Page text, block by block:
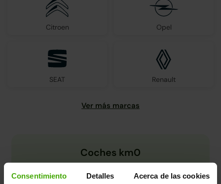
Consentimiento Detalles Acerca de las cookies
Citroen Opel
SEAT Renault
Coches km0